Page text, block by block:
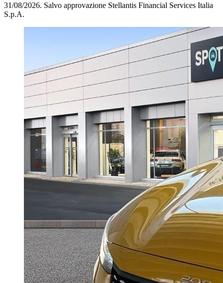
31/08/2026. Salvo approvazione Stellantis Financial Services Italia
S.p.A.